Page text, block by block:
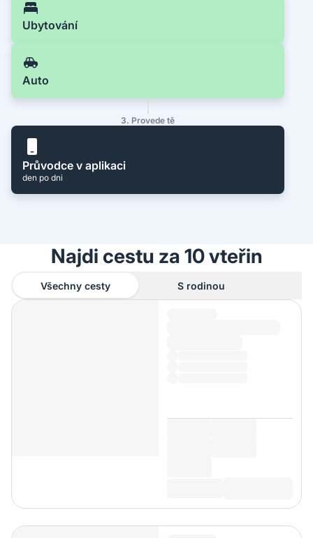
Ubytování
Auto
3. Provede tě
Průvodce v aplikaci
den po dni
Najdi cestu za 10 vteřin
Všechny cesty S rodinou